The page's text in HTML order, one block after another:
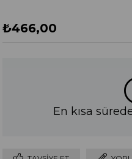
₺466,00
En kısa